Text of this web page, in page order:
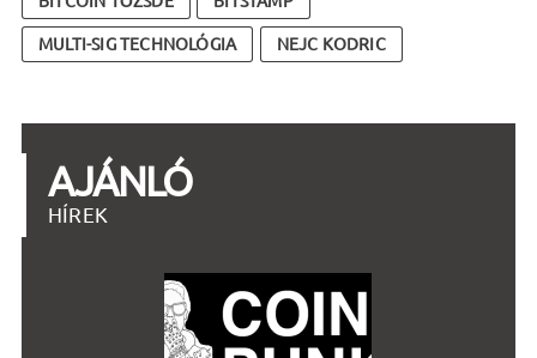
MULTI-SIG TECHNOLÓGIA NEJC KODRIC
AJÁNLÓ
HÍREK